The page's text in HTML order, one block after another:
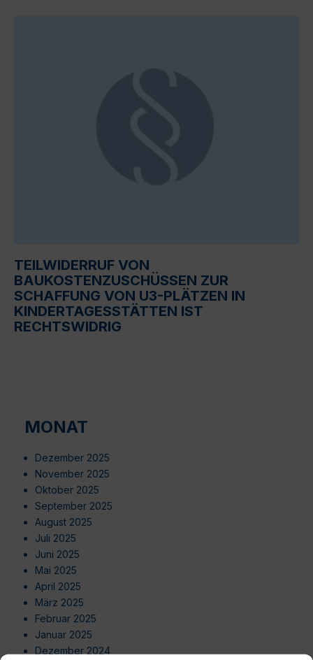
TEILWIDERRUF VON
BAUKOSTENZUSCHÜSSEN ZUR
SCHAFFUNG VON U3-PLÄTZEN IN
KINDERTAGESSTÄTTEN IST
RECHTSWIDRIG
MONAT
Dezember 2025
November 2025
Oktober 2025
September 2025
August 2025
Juli 2025
Juni 2025
Mai 2025
April 2025
März 2025
Februar 2025
Januar 2025
Dezember 2024